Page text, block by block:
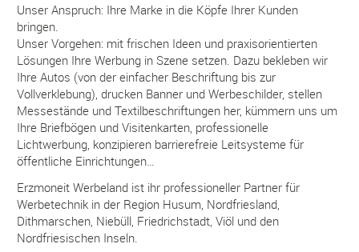
Unser Anspruch: Ihre Marke in die Köpfe Ihrer Kunden
bringen.
Unser Vorgehen: mit frischen Ideen und praxisorientierten
Lösungen Ihre Werbung in Szene setzen. Dazu bekleben wir
Ihre Autos (von der einfacher Beschriftung bis zur
Vollverklebung), drucken Banner und Werbeschilder, stellen
Messestände und Textilbeschriftungen her, kümmern uns um
Ihre Briefbögen und Visitenkarten, professionelle
Lichtwerbung, konzipieren barrierefreie Leitsysteme für
öffentliche Einrichtungen…
Erzmoneit Werbeland ist ihr professioneller Partner für
Werbetechnik in der Region Husum, Nordfriesland,
Dithmarschen, Niebüll, Friedrichstadt, Viöl und den
Nordfriesischen Inseln.